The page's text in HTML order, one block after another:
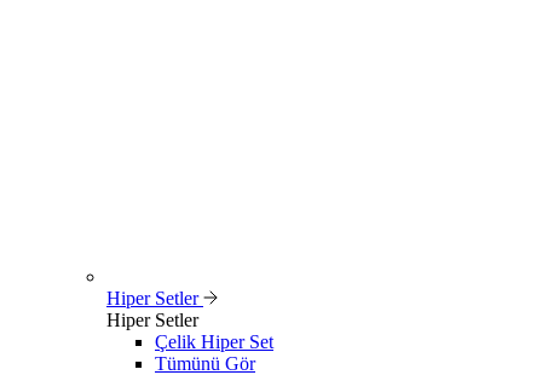
Hiper Setler
Hiper Setler
Çelik Hiper Set
Tümünü Gör